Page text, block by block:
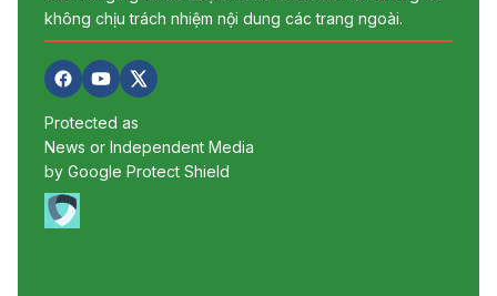
không chịu trách nhiệm nội dung các trang ngoài.
Protected as
News or Independent Media
by Google Protect Shield